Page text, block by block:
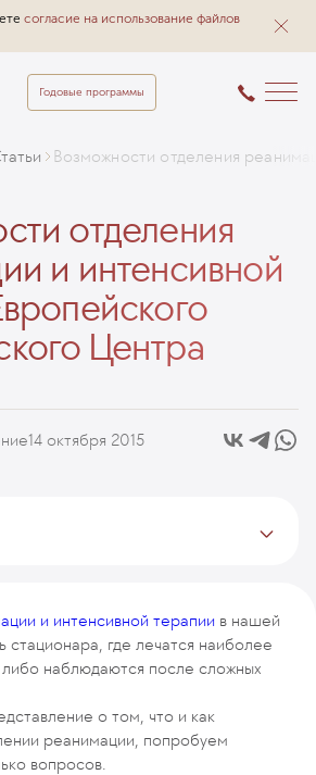
согласие на использование файлов
Годовые программы
Возможности отделения
отделения
и интенсивной
Центра
14 октября 2015
и интенсивной терапии в нашей
стационара, где лечатся наиболее
наблюдаются после сложных
о том, что и как
реанимации, попробуем
вопросов.